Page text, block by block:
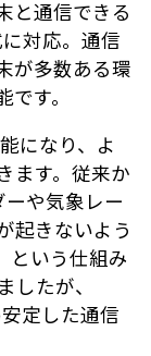
と通信できる
対応。通信
が多数ある環
す。
になり、よ
ます。従来か
や気象レー
起きないよう
という仕組み
したが、
定した通信